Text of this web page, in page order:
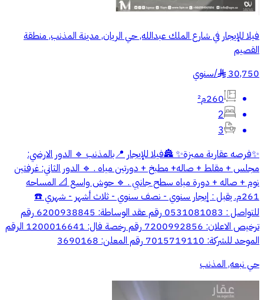
فيلا للإيجار في شارع الملك عبدالله, حي الريان, مدينة المذنب, منطقة
القصيم
30,750
§
/سنوي
260م²
2
3
✨فرصه عقارية مميزة✨ 🏯فيلا للإيجار 📍بالمذنب 🔹 الدور الارضي:
مجلس + مقلط + صاله+ مطبخ + دورتين مياه . 🔹 الدور الثاني: غرفتين
نوم + صاله + دورة مياه سطح جانبي . 🔹 حوش واسع 📐 المساحه
261م. يقبل : إيجار سنوي - نصف سنوي - ثلاث أشهر - شهري ☎️
للتواصل : 0531081083 رقم عقد الوساطة: 6200938845 رقم
ترخيص الاعلان: 7200992856 رقم رخصة فال: 1200016641 الرقم
الموحد للشركة: 7015719110 رقم المعلن: 3690168
حي نبعه, المذنب